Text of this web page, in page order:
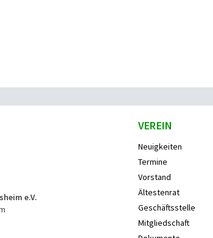
e.V.
VEREIN
Neuigkeiten
Termine
Vorstand
Ältestenrat
Geschäftsstelle
Mitgliedschaft